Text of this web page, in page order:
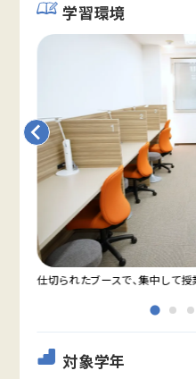
学習環境
仕切られたブースで、集中して授
対象学年